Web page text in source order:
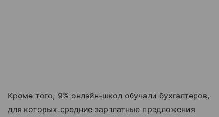
Кроме того, 9% онлайн-школ обучали бухгалтеров,
для которых средние зарплатные предложения